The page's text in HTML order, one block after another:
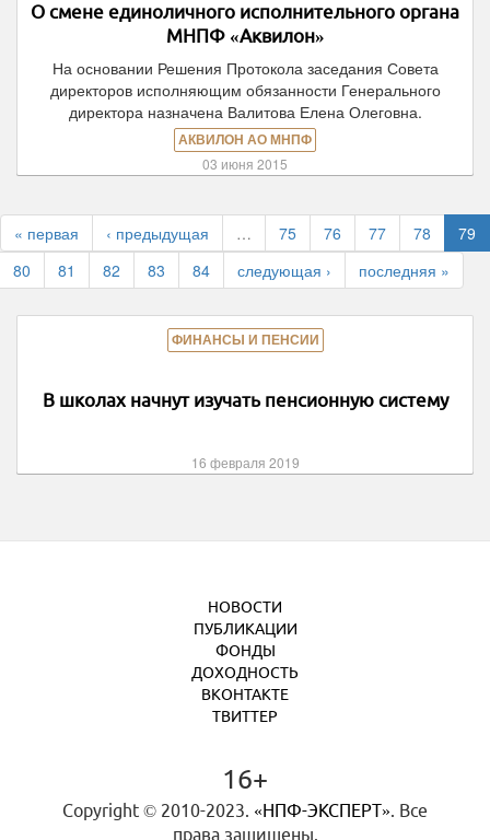
О смене единоличного исполнительного органа
МНПФ «Аквилон»
На основании Решения Протокола заседания Совета
директоров исполняющим обязанности Генерального
директора назначена Валитова Елена Олеговна.
АКВИЛОН АО МНПФ
03 июня 2015
« первая ‹ предыдущая … 75 76 77 78
79
80
81 82 83 84 следующая › последняя »
ФИНАНСЫ И ПЕНСИИ
В школах начнут изучать пенсионную систему
16 февраля 2019
НОВОСТИ
ПУБЛИКАЦИИ
ФОНДЫ
ДОХОДНОСТЬ
ВКОНТАКТЕ
ТВИТТЕР
16+
Copyright © 2010-2023. «НПФ-ЭКСПЕРТ». Все
права защищены.